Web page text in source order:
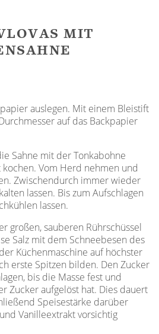
MIT
auslegen. Mit einem Bleistift
auf das Backpapier
Sahne mit der Tonkabohne
Vom Herd nehmen und
Zwischendurch immer wieder
lassen. Bis zum Aufschlagen
lassen.
großen, sauberen Rührschüssel
Salz mit dem Schneebesen des
Küchenmaschine auf höchster
erste Spitzen bilden. Den Zucker
bis die Masse fest und
Zucker aufgelöst hat. Dies dauert
Speisestärke darüber
Vanilleextrakt vorsichtig